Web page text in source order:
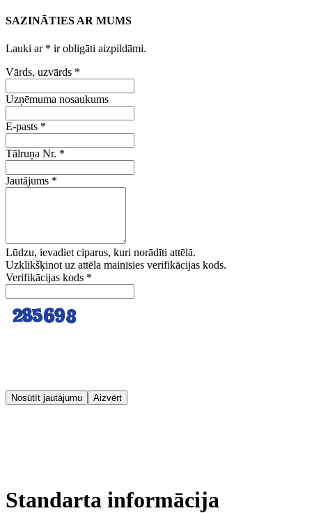
SAZINĀTIES AR MUMS
Lauki ar * ir obligāti aizpildāmi.
Vārds, uzvārds *
Uzņēmuma nosaukums
E-pasts *
Tālruņa Nr. *
Jautājums *
Lūdzu, ievadiet ciparus, kuri norādīti attēlā.
Uzklikšķinot uz attēla mainīsies verifikācijas kods.
Verifikācijas kods *
Nosūtīt jautājumu Aizvērt
Standarta informācija